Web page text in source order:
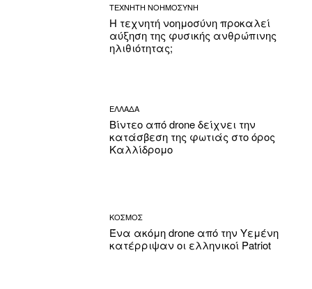
ΤΕΧΝΗΤΗ ΝΟΗΜΟΣΥΝΗ
Η τεχνητή νοημοσύνη προκαλεί
αύξηση της φυσικής ανθρώπινης
ηλιθιότητας;
ΕΛΛΑΔΑ
Βίντεο από drone δείχνει την
κατάσβεση της φωτιάς στο όρος
Καλλίδρομο
ΚΟΣΜΟΣ
Ένα ακόμη drone από την Υεμένη
κατέρριψαν οι ελληνικοί Patriot